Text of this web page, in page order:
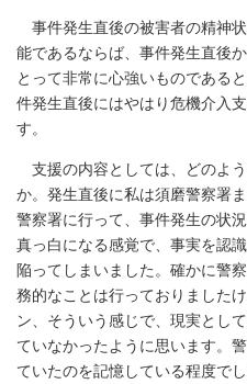
事件発生直後の被害者の精神
能であるならば、事件発生直後
とって非常に心強いものである
件発生直後にはやはり危機介入
す。
支援の内容としては、どのよ
か。発生直後に私は須磨警察署
警察署に行って、事件発生の状
真っ白になる感覚で、事実を認
陥ってしまいました。確かに警
務的なことは行っておりました
ン、そういう感じで、現実とし
ていなかったように思います。
ていたのを記憶している程度で